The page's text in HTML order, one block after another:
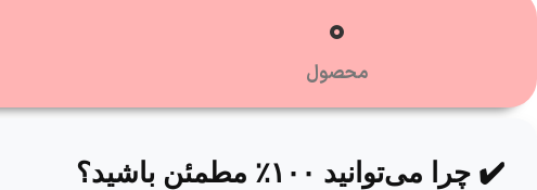
0
محصول
✔️ چرا می‌توانید ۱۰۰٪ مطمئن باشید؟